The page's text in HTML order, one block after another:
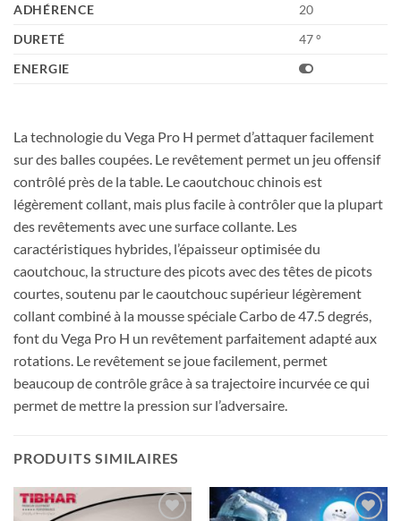
ADHÉRENCE
20
DURETÉ
47 °
ENERGIE
La technologie du Vega Pro H permet d’attaquer facilement
sur des balles coupées. Le revêtement permet un jeu offensif
contrôlé près de la table. Le caoutchouc chinois est
légèrement collant, mais plus facile à contrôler que la plupart
des revêtements avec une surface collante. Les
caractéristiques hybrides, l’épaisseur optimisée du
caoutchouc, la structure des picots avec des têtes de picots
courtes, soutenu par le caoutchouc supérieur légèrement
collant combiné à la mousse spéciale Carbo de 47.5 degrés,
font du Vega Pro H un revêtement parfaitement adapté aux
rotations. Le revêtement se joue facilement, permet
beaucoup de contrôle grâce à sa trajectoire incurvée ce qui
permet de mettre la pression sur l’adversaire.
PRODUITS SIMILAIRES